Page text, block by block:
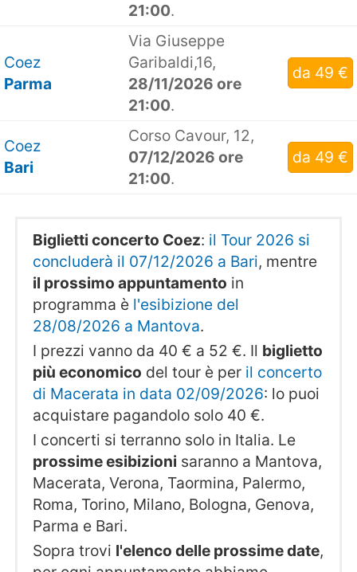
21:00.
Coez
Parma
Via Giuseppe
Garibaldi,16,
28/11/2026 ore
21:00.
da 49 €
Coez
Bari
Corso Cavour, 12,
07/12/2026 ore
21:00.
da 49 €
Biglietti concerto Coez: il Tour 2026 si
concluderà il 07/12/2026 a Bari, mentre
il prossimo appuntamento in
programma è l'esibizione del
28/08/2026 a Mantova.
I prezzi vanno da 40 € a 52 €. Il biglietto
più economico del tour è per il concerto
di Macerata in data 02/09/2026: lo puoi
acquistare pagandolo solo 40 €.
I concerti si terranno solo in Italia. Le
prossime esibizioni saranno a Mantova,
Macerata, Verona, Taormina, Palermo,
Roma, Torino, Milano, Bologna, Genova,
Parma e Bari.
Sopra trovi l'elenco delle prossime date,